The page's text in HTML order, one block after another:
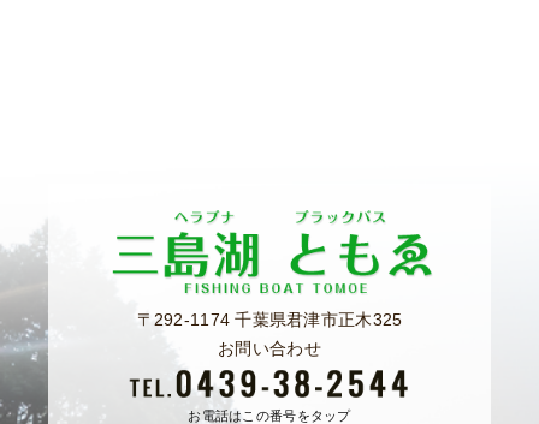
〒292-1174 千葉県君津市正木325
お問い合わせ
お電話はこの番号をタップ